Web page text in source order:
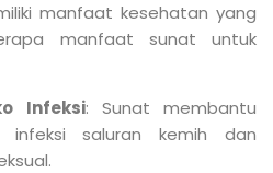
manfaat kesehatan yang
manfaat sunat untuk
Infeksi: Sunat membantu
infeksi saluran kemih dan